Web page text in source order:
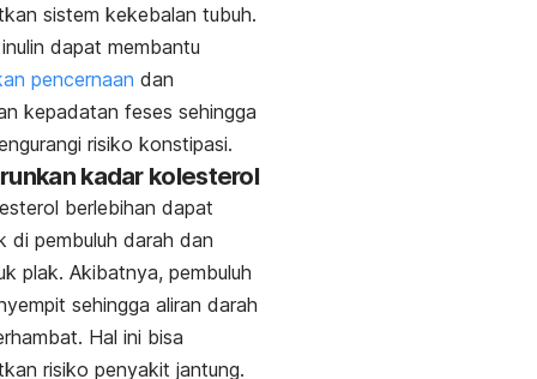
sistem kekebalan tubuh.
dapat membantu
pencernaan dan
kepadatan feses sehingga
risiko konstipasi.
kadar kolesterol
berlebihan dapat
di pembuluh darah dan
plak. Akibatnya, pembuluh
sehingga aliran darah
Hal ini bisa
risiko penyakit jantung.